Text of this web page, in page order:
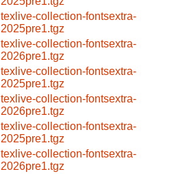
texlive-collection-fontsextra-
2025pre1.tgz
texlive-collection-fontsextra-
2026pre1.tgz
texlive-collection-fontsextra-
2025pre1.tgz
texlive-collection-fontsextra-
2026pre1.tgz
texlive-collection-fontsextra-
2025pre1.tgz
texlive-collection-fontsextra-
2026pre1.tgz